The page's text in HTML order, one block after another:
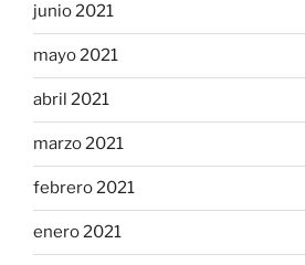
junio 2021
mayo 2021
abril 2021
marzo 2021
febrero 2021
enero 2021